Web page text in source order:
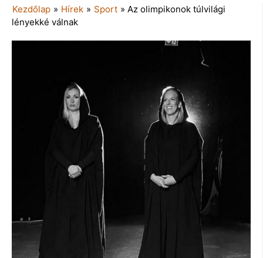
Kezdőlap » Hírek » Sport » Az olimpikonok túlvilági
lényekké válnak